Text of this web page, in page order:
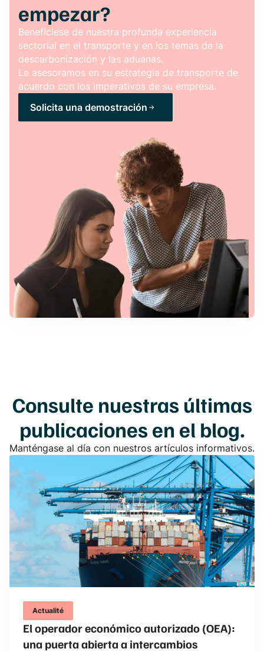
empezar?
Benefíciese de nuestra profunda experiencia
sectorial en el transporte y en los temas de la
descarbonización y las aduanas.
Le asesoramos en su estrategia de transporte de
acuerdo con los imperativos de su empresa.
Solicita una demostración
Consulte nuestras últimas
publicaciones en el blog.
Manténgase al día con nuestros artículos informativos.
Actualité
El operador económico autorizado (OEA):
una puerta abierta a intercambios